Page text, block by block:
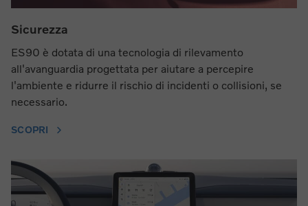
Sicurezza
ES90 è dotata di una tecnologia di rilevamento
all'avanguardia progettata per aiutare a percepire
l'ambiente e ridurre il rischio di incidenti o collisioni, se
necessario.
SCOPRI